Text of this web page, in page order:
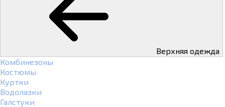
Верхняя одежда
Комбинезоны
Костюмы
Куртки
Водолазки
Галстуки